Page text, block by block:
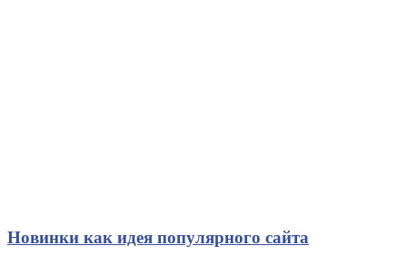
Новинки как идея популярного сайта